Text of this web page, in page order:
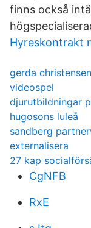
finns också
Hyreskontrakt
gerda
videospel
djurutbildningar
hugosons luleå
sandberg
externalisera
27 kap
CgNFB
RxE